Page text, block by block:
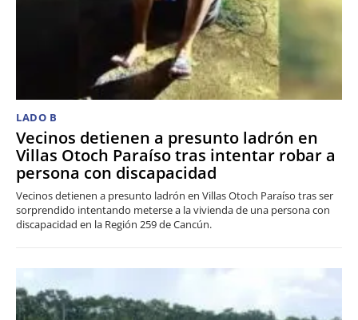
LADO B
Vecinos detienen a presunto ladrón en
Villas Otoch Paraíso tras intentar robar a
persona con discapacidad
Vecinos detienen a presunto ladrón en Villas Otoch Paraíso tras ser
sorprendido intentando meterse a la vivienda de una persona con
discapacidad en la Región 259 de Cancún.